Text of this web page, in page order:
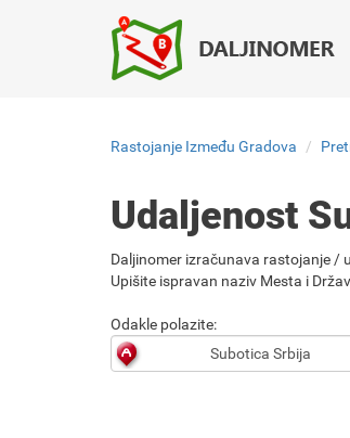
Rastojanje Između Gradova
Udaljenost
Daljinomer izračunava rastojanje /
Upišite ispravan naziv Mesta i
Odakle polazite: